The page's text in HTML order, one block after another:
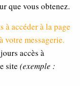
que vous obtenez.
à accéder à la page
votre messagerie.
accès à
site (exemple :